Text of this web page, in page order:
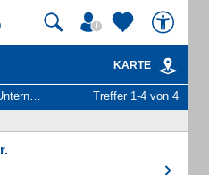
KARTE
Personen Treffer 1-4 von 4